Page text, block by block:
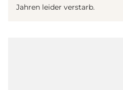
Jahren leider verstarb.